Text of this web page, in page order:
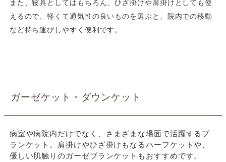
また、寝具としてはもちろん、ひざ掛けや肩掛けとしても使
えるので、軽くて通気性の良いものを選ぶと、院内での移動
など持ち運びしやすく便利です。
ガーゼケット・ダウンケット
病室や病院内だけでなく、さまざまな場面で活躍するブ
ランケット。肩掛けやひざ掛けもなるハーフケットや、
優しい肌触りのガーゼブランケットもおすすめです。